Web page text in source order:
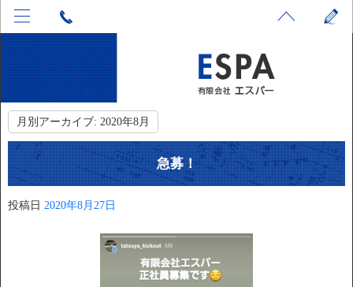
月別アーカイブ: 2020年8月
急募！
投稿日 2020年8月27日